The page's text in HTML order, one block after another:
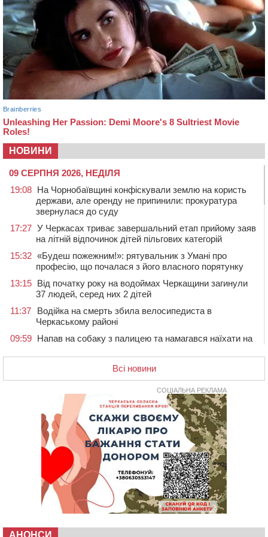
НОВИНИ
09 СЕРПНЯ 2026, НЕДІЛЯ
19:08 На Чорнобаївщині конфіскували землю на користь
держави, але оренду не припинили: прокуратура
звернулася до суду
17:27 У Черкасах триває завершальний етап прийому заяв
на літній відпочинок дітей пільгових категорій
15:32 «Будеш пожежним!»: рятувальник з Умані про
професію, що почалася з його власного порятунку
13:15 Від початку року на водоймах Черкащини загинули
37 людей, серед них 2 дітей
11:37
Водійка на смерть збила велосипедиста в
Черкаському районі
09:59 Напав на собаку з палицею та намагався наїхати на
кримінальне провадження
готують освітню галузь до нового навчального року
08 СЕРПНЯ 2026, СУБОТА
Черкаські вершники здобули нагороди української
першості
На Уманщині експосадовицю відділу освіти
судитимуть через завдані бюджету збитки
У Єрках прощатимуться з полеглим на Курщині
стрільцем ДШВ
Апеляційний суд підтвердив стягнення майже 250
Всі новини
СОЦІАЛЬНА РЕКЛАМА
АНОНСИ